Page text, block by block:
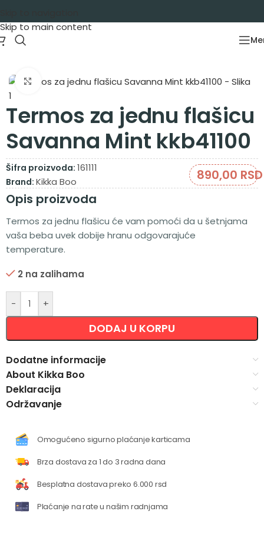
Skip to main content
Zumiraj sliku
Termos za jednu flašicu
Savanna Mint kkb41100
Šifra proizvoda: 161111
Brand: Kikka Boo 890,00 RSD
Opis proizvoda
Termos za jednu flašicu će vam pomoći da u šetnjama
vaša beba uvek dobije hranu odgovarajuće
temperature.
2 na zalihama
- +
DODAJ U KORPU
Alternative:
Dodatne informacije
About Kikka Boo
Deklaracija
Održavanje
Omogućeno sigurno plaćanje karticama
Brza dostava za 1 do 3 radna dana
Besplatna dostava preko 6.000 rsd
Plaćanje na rate u našim radnjama